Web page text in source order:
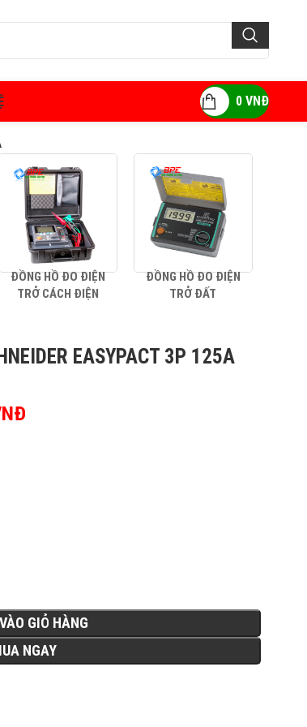
0 VNĐ
ĐỒNG HỒ ĐO ĐIỆN
TRỞ CÁCH ĐIỆN
ĐỒNG HỒ ĐO ĐIỆN
TRỞ ĐẤT
EASYPACT 3P 125A
VNĐ.
GIỎ HÀNG
NGAY